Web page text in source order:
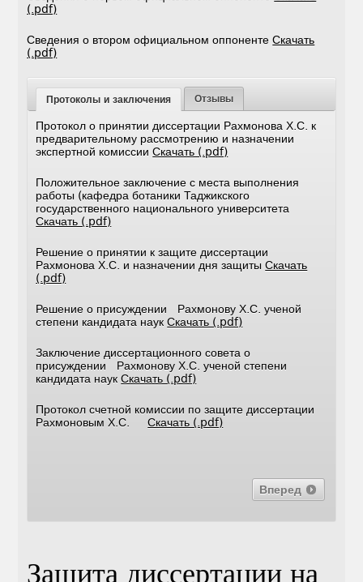
(.pdf)
Сведения о втором официальном оппонентеСкачать
(.pdf)
Протоколы и заключения Отзывы
Протокол о принятии диссертации Рахмонова Х.С. к
предварительному рассмотрению и назначении
экспертной комиссииСкачать (.pdf)
Положительное заключение с места выполнения
работы (кафедра ботаники Таджикского
государственного национального университета
Скачать (.pdf)
Решение о принятии к защите диссертации
Рахмонова Х.С. и назначении дня защитыСкачать
(.pdf)
Решение о присуждении Рахмонову Х.С. ученой
степени кандидата наукСкачать (.pdf)
Заключение диссертационного совета о
присуждении Рахмонову Х.С. ученой степени
кандидата наукСкачать (.pdf)
Протокол счетной комиссии по защите диссертации
Рахмоновым Х.С.Скачать (.pdf)
Вперед